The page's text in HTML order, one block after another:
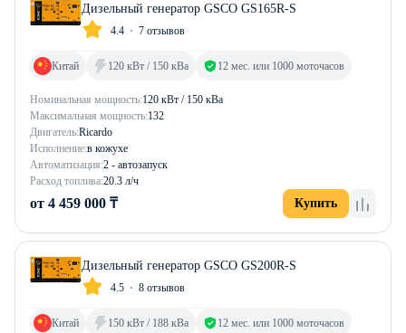
Дизельный генератор GSCO GS165R-S
4.4 7 отзывов
Номинальная мощность:120 кВт / 150 кВа
Максимальная мощность:132
Двигатель:Ricardo
Исполнение:в кожухе
Автоматизация:2 - автозапуск
Расход топлива:20.3 л/ч
Китай 120 кВт / 150 кВа 12 мес. или 1000 моточасов
от 4 459 000 ₸ Купить
Дизельный генератор GSCO GS200R-S
4.5 8 отзывов
Китай 150 кВт / 188 кВа 12 мес. или 1000 моточасов